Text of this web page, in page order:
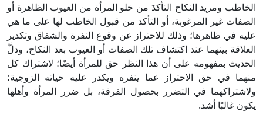
الخاطب ومريد النكاح التأكدَ من خلو المرأة من العيوب الظاهرة أو
الصفات غير المرغوبة، أو التأكد من قبول الخاطب لها على ما هي
عليه في ظاهرها؛ وذلك للاحتراز عن وقوع النفرة والشقاق وتكدير
العلاقة بينهما عند اكتشاف تلك الصفات أو العيوب بعد النكاح، ودلَّ
الحديث بمفهومه على أن هذا النظر حق للمرأة أيضًا؛ لاشتراك كل
منهما في حق الاحتراز عما ينفره ويكدر عليه حياته الزوجية؛
ولاشتراكهما في التضرر بحصول الفرقة، بل ضرر المرأة وأهلها
يكون غالبًا أشد.